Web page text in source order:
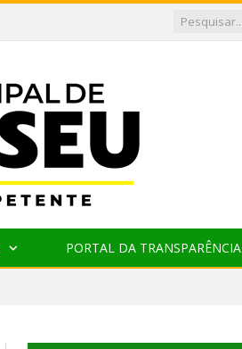
PORTAL DA TRANSPARÊNCIA